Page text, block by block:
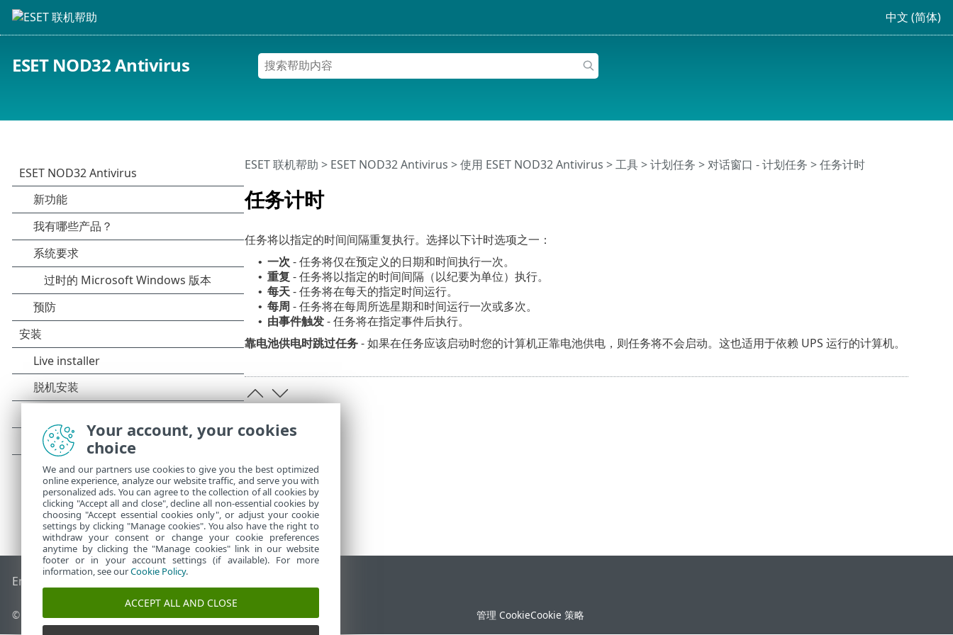
中文 (简体)
ESET NOD32 Antivirus
任务计时
ESET 联机帮助 > ESET NOD32 Antivirus >使用 ESET NOD32 Antivirus >工具>计划任务 > 对话窗口 - 计划任务 > 任务计时
任务将以指定的时间间隔重复执行。选择以下计时选项之一：
• 一次 - 任务将仅在预定义的日期和时间执行一次。
• 重复 - 任务将以指定的时间间隔（以纪要为单位）执行。
• 每天- 任务将在每天的指定时间运行。
• 每周 - 任务将在每周所选星期和时间运行一次或多次。
• 由事件触发- 任务将在指定事件后执行。
靠电池供电时跳过任务- 如果在任务应该启动时您的计算机正靠电池供电，则任务将不会启动。这也适用于依赖 UPS 运行的计算机。
End of Life ESET 知识库 ESET 论坛ESET Status Portal
© 1992 - 2025 ESET, spol. s r.o. - 保留所有权利。 管理 CookieCookie 策略
Your account, your cookies
choice
We and our partners use cookies to give you the best optimized
online experience, analyze our website traffic, and serve you with
personalized ads. You can agree to the collection of all cookies by
clicking "Accept all and close", decline all non-essential cookies by
choosing "Accept essential cookies only", or adjust your cookie
settings by clicking "Manage cookies". You also have the right to
withdraw your consent or change your cookie preferences
anytime by clicking the "Manage cookies" link in our website
footer or in your account settings (if available). For more
information, see ourCookie Policy.
ACCEPT ALL AND CLOSE